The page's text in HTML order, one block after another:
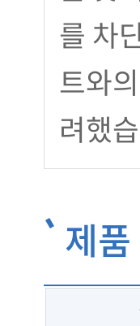
를 차
트와
려했
제